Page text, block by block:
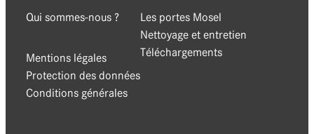
Qui sommes-nous ?
Mentions légales
Protection des données
Conditions générales
Les portes Mosel
Nettoyage et entretien
Téléchargements